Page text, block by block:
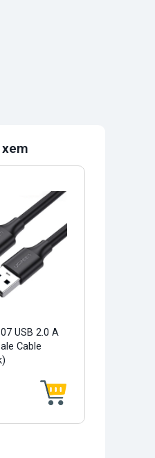
USB 2.0 A
Cable